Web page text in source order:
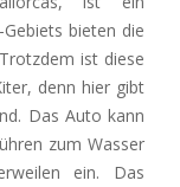
bieten die
ist diese
denn hier gibt
Das Auto kann
zum Wasser
ein. Das